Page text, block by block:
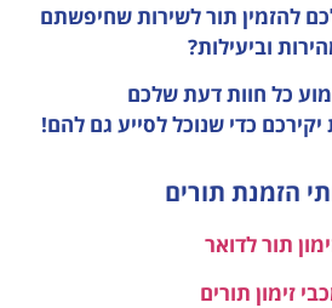
להזמין תור לשירות שחיפשתם
וביעילות?
כל חוות דעתשלכם
כדי שנוכל לסייע גם להם!
הזמנת תורים
תור לדואר
זימון תורים